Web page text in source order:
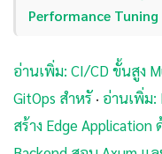
Performance Tuning
อ่านเพิ่ม: CI/CD ขั้นสูง
GitOps สำหรั· อ่านเพิ่ม:
สร้าง Edge Application